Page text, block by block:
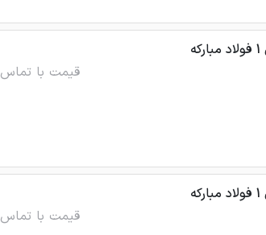
قیمت با تماس
قیمت با تماس